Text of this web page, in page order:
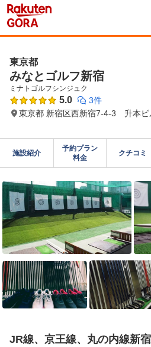
東京都
みなとゴルフ新宿
ミナトゴルフシンジュク
5.0
3件
東京都 新宿区西新宿7-4-3 升本ビ
施設紹介
予約プラン
料金
クチコミ
JR線、京王線、丸の内線新